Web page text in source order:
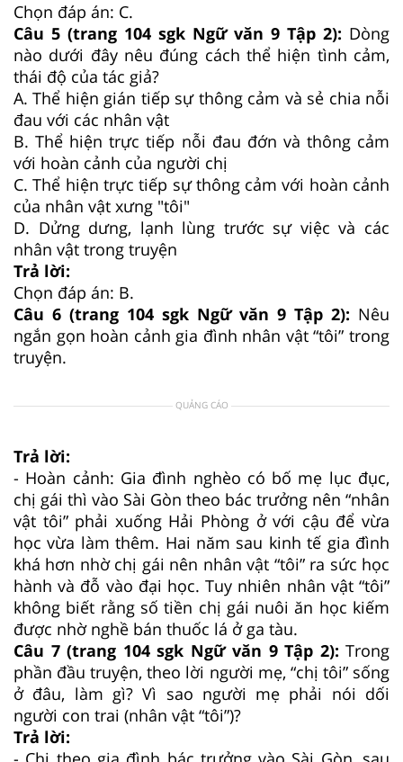
Chọn đáp án: C.
Câu 5 (trang 104 sgk Ngữ văn 9 Tập 2): Dòng
nào dưới đây nêu đúng cách thể hiện tình cảm,
thái độ của tác giả?
A. Thể hiện gián tiếp sự thông cảm và sẻ chia nỗi
đau với các nhân vật
B. Thể hiện trực tiếp nỗi đau đớn và thông cảm
với hoàn cảnh của người chị
C. Thể hiện trực tiếp sự thông cảm với hoàn cảnh
của nhân vật xưng "tôi"
D. Dửng dưng, lạnh lùng trước sự việc và các
nhân vật trong truyện
Trả lời:
Chọn đáp án: B.
Câu 6 (trang 104 sgk Ngữ văn 9 Tập 2): Nêu
ngắn gọn hoàn cảnh gia đình nhân vật “tôi” trong
truyện.
QUẢNG CÁO
Trả lời:
- Hoàn cảnh: Gia đình nghèo có bố mẹ lục đục,
chị gái thì vào Sài Gòn theo bác trưởng nên “nhân
vật tôi” phải xuống Hải Phòng ở với cậu để vừa
học vừa làm thêm. Hai năm sau kinh tế gia đình
khá hơn nhờ chị gái nên nhân vật “tôi” ra sức học
hành và đỗ vào đại học. Tuy nhiên nhân vật “tôi”
không biết rằng số tiền chị gái nuôi ăn học kiếm
được nhờ nghề bán thuốc lá ở ga tàu.
Câu 7 (trang 104 sgk Ngữ văn 9 Tập 2): Trong
phần đầu truyện, theo lời người mẹ, “chị tôi” sống
ở đâu, làm gì? Vì sao người mẹ phải nói dối
người con trai (nhân vật “tôi”)?
Trả lời: